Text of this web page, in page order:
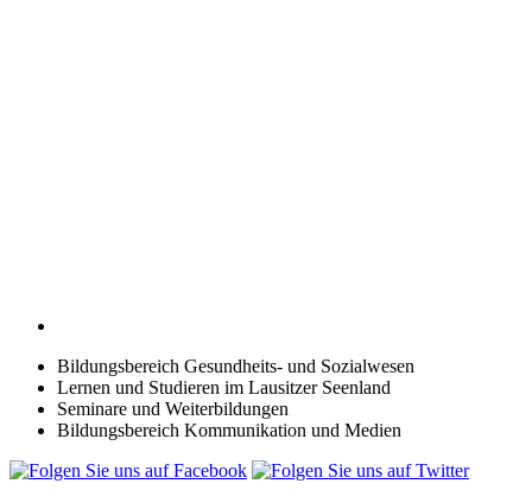
Bildungsbereich Gesundheits- und Sozialwesen
Lernen und Studieren im Lausitzer Seenland
Seminare und Weiterbildungen
Bildungsbereich Kommunikation und Medien